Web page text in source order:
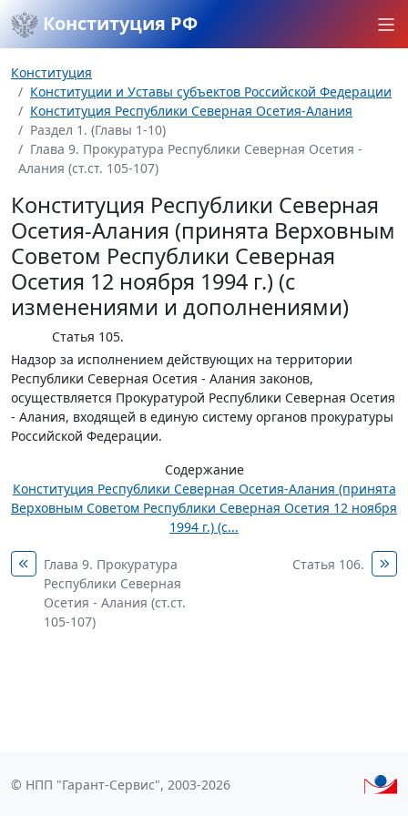
Конституция РФ
Конституция
Конституции и Уставы субъектов Российской Федерации
Конституция Республики Северная Осетия-Алания
Раздел 1. (Главы 1-10)
Глава 9. Прокуратура Республики Северная Осетия -
Алания (ст.ст. 105-107)
Конституция Республики Северная
Осетия-Алания (принята Верховным
Советом Республики Северная
Осетия 12 ноября 1994 г.) (с
изменениями и дополнениями)
Статья 105.
Надзор за исполнением действующих на территории
Республики Северная Осетия - Алания законов,
осуществляется Прокуратурой Республики Северная Осетия
- Алания, входящей в единую систему органов прокуратуры
Российской Федерации.
Содержание
Конституция Республики Северная Осетия-Алания (принята
Верховным Советом Республики Северная Осетия 12 ноября
1994 г.) (с...
Глава 9. Прокуратура
Республики Северная
Осетия - Алания (ст.ст.
105-107)
Статья 106.
© НПП "Гарант-Сервис", 2003-2026